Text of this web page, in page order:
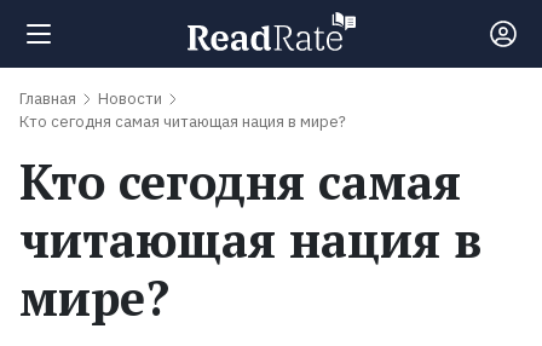
Поиск
Новости
Главная
Новости
Кто сегодня самая читающая нация в мире?
Кто сегодня самая
читающая нация в
мире?